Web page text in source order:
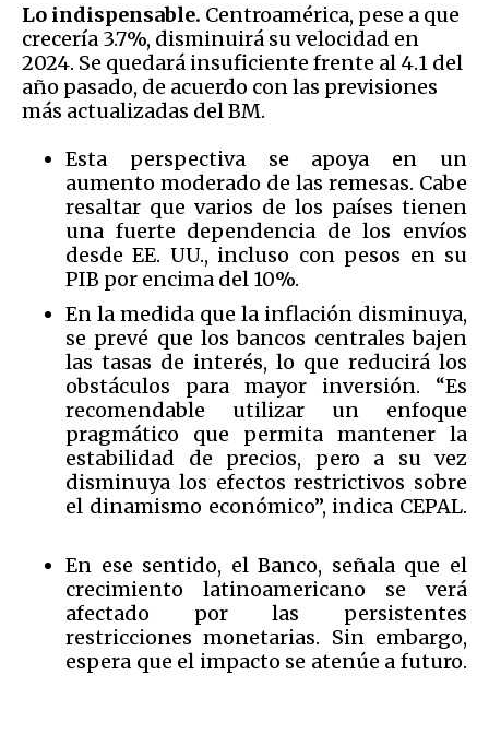
Lo indispensable. Centroamérica, pese a que
crecería 3.7%, disminuirá su velocidad en
2024. Se quedará insuficiente frente al 4.1 del
año pasado, de acuerdo con las previsiones
más actualizadas del BM.
Esta perspectiva se apoya en un
aumento moderado de las remesas. Cabe
resaltar que varios de los países tienen
una fuerte dependencia de los envíos
desde EE. UU., incluso con pesos en su
PIB por encima del 10%.
En la medida que la inflación disminuya,
se prevé que los bancos centrales bajen
las tasas de interés, lo que reducirá los
obstáculos para mayor inversión. “Es
recomendable utilizar un enfoque
pragmático que permita mantener la
estabilidad de precios, pero a su vez
disminuya los efectos restrictivos sobre
el dinamismo económico”, indica CEPAL.
En ese sentido, el Banco, señala que el
crecimiento latinoamericano se verá
afectado por las persistentes
restricciones monetarias. Sin embargo,
espera que el impacto se atenúe a futuro.